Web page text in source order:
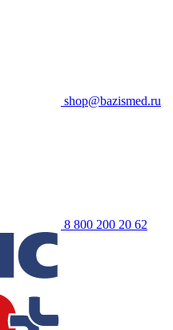
shop@bazismed.ru
8 800 200 20 62